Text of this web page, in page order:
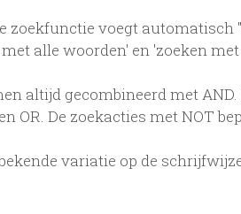
zoekfunctie voegt automatisch
alle woorden' en 'zoeken
altijd gecombineerd met
OR. De zoekacties met NOT
variatie op de